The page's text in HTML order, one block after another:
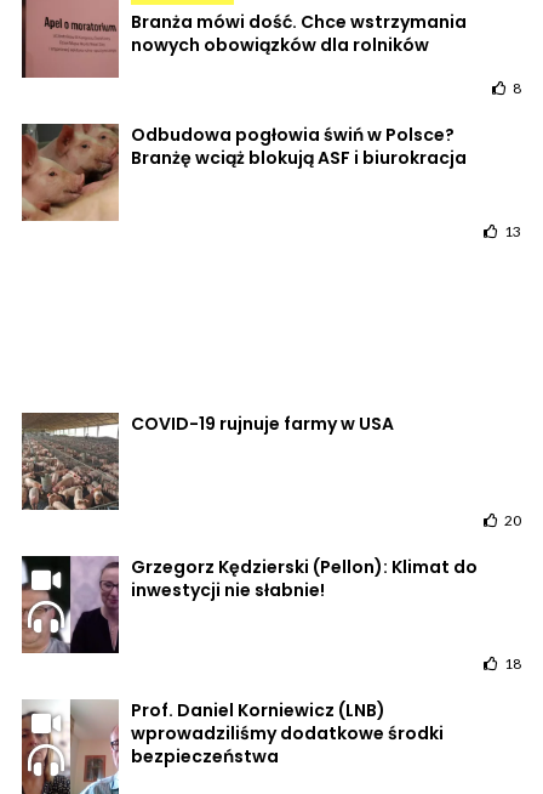
Branża mówi dość. Chce wstrzymania
nowych obowiązków dla rolników
8
Odbudowa pogłowia świń w Polsce?
Branżę wciąż blokują ASF i biurokracja
13
COVID-19 rujnuje farmy w USA
20
Grzegorz Kędzierski (Pellon): Klimat do
inwestycji nie słabnie!
18
Prof. Daniel Korniewicz (LNB)
wprowadziliśmy dodatkowe środki
bezpieczeństwa